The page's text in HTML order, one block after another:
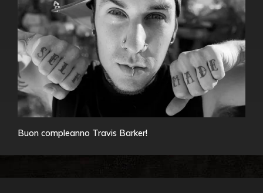
Buon compleanno Travis Barker!